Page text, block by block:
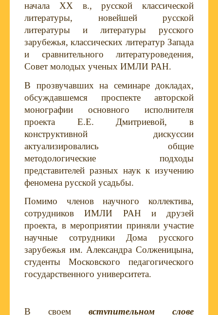
начала ХХ в., русской классической
литературы, новейшей русской
литературы и литературы русского
зарубежья, классических литератур Запада
и сравнительного литературоведения,
Совет молодых ученых ИМЛИ РАН.
В прозвучавших на семинаре докладах,
обсуждавшемся проспекте авторской
монографии основного исполнителя
проекта Е.Е. Дмитриевой, в
конструктивной дискуссии
актуализировались общие
методологические подходы
представителей разных наук к изучению
феномена русской усадьбы.
Помимо членов научного коллектива,
сотрудников ИМЛИ РАН и друзей
проекта, в мероприятии приняли участие
научные сотрудники Дома русского
зарубежья им. Александра Солженицына,
студенты Московского педагогического
государственного университета.
В своем вступительном слове